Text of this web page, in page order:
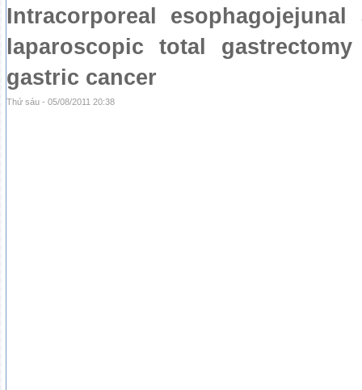
Intracorporeal esophagojejunal
laparoscopic total
gastric cancer
Thứ sáu - 05/08/2011 20:38